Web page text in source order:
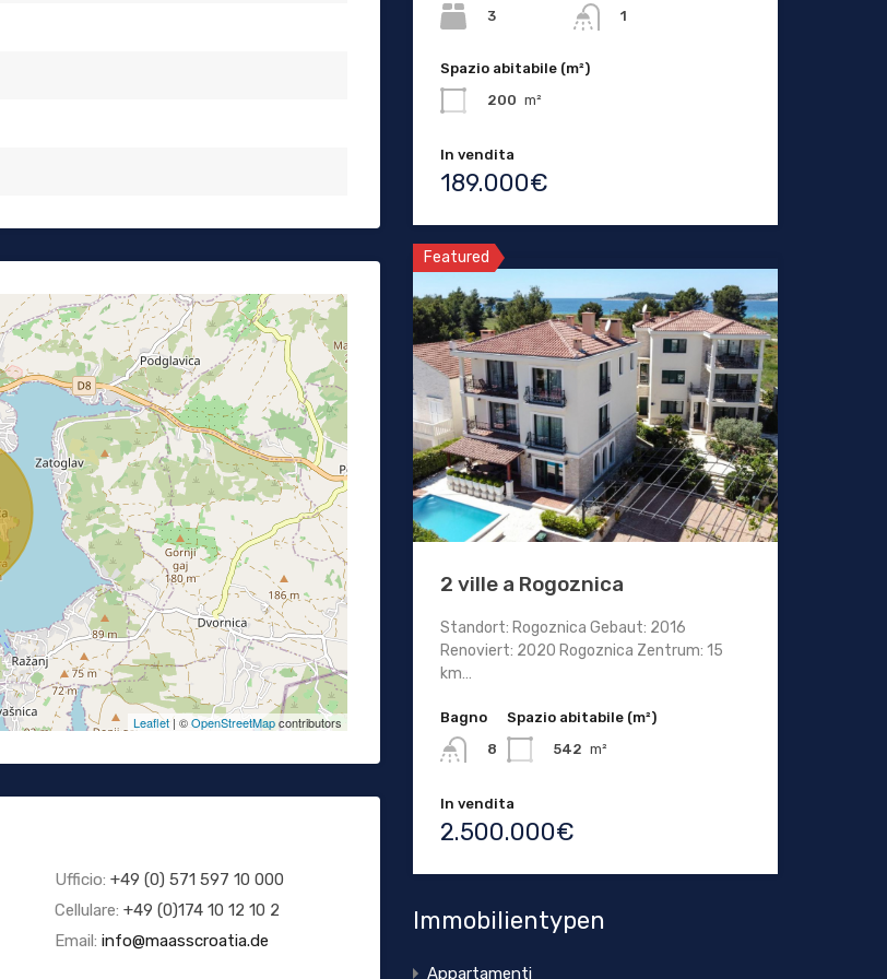
Leaflet| ©OpenStreetMapcontributors
Ufficio: +49 (0) 571 597 10 000
Cellulare: +49 (0)174 10 12 10 2
Email: info@maasscroatia.de
3 1
Spazio abitabile (m²)
200 m²
In vendita
189.000€
Featured
2 ville a Rogoznica
Standort: Rogoznica Gebaut: 2016
Renoviert: 2020 Rogoznica Zentrum: 15
km…
Bagno
8
Spazio abitabile (m²)
542 m²
In vendita
2.500.000€
Immobilientypen
Appartamenti